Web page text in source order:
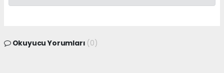
Okuyucu Yorumları (0)